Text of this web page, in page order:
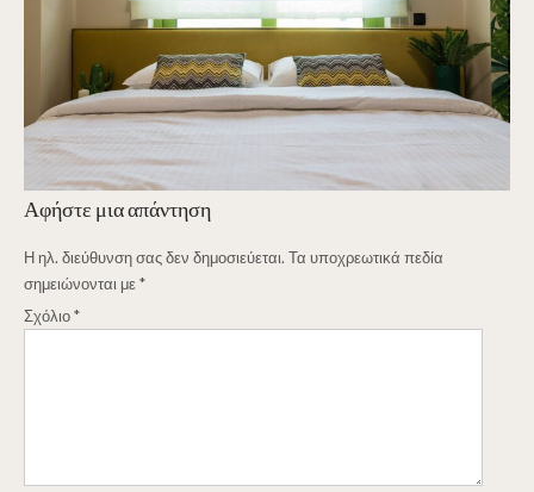
Αφήστε μια απάντηση
Η ηλ. διεύθυνση σας δεν δημοσιεύεται. Τα υποχρεωτικά πεδία
σημειώνονται με*
Σχόλιο*